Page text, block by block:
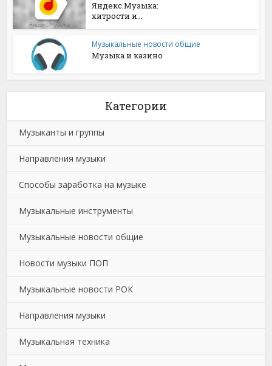
Яндекс.Музыка:
хитрости и...
Музыкальные новости общие
Музыка и казино
Категории
Музыканты и группы
Направления музыки
Способы заработка на музыке
Музыкальные инструменты
Музыкальные новости общие
Новости музыки ПОП
Музыкальные новости РОК
Направления музыки
Музыкальная техника